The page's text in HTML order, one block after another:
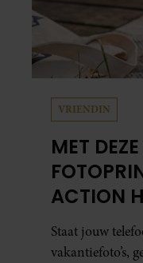
VRIENDIN
MET
ACTION
ÉÉN
Staat jouw
vakantiefoto’s,